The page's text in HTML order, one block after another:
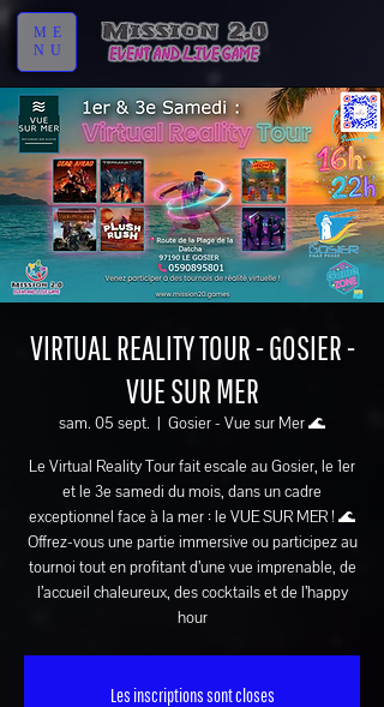
ME
NU
VIRTUAL REALITY TOUR - GOSIER -
VUE SUR MER
sam. 05 sept.
  |
Gosier - Vue sur Mer 🌊
Le Virtual Reality Tour fait escale au Gosier, le 1er
et le 3e samedi du mois, dans un cadre
exceptionnel face à la mer : le VUE SUR MER ! 🌊
Offrez-vous une partie immersive ou participez au
tournoi tout en profitant d’une vue imprenable, de
l’accueil chaleureux, des cocktails et de l’happy
hour
Les inscriptions sont closes